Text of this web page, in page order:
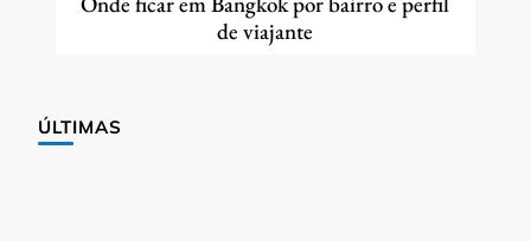
de viajante
ÚLTIMAS